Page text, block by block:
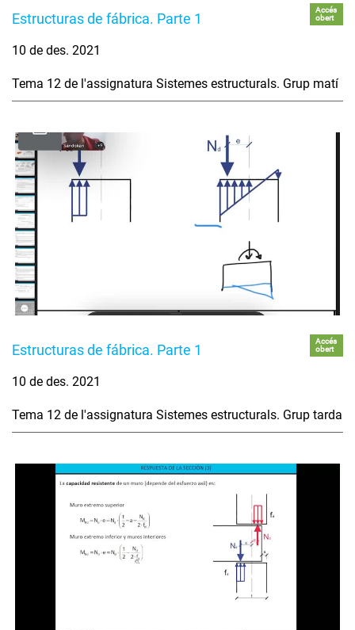
Estructuras de fábrica. Parte 1
Accés
obert
10 de des. 2021
Tema 12 de l'assignatura Sistemes estructurals. Grup matí
Estructuras de fábrica. Parte 1
Accés
obert
10 de des. 2021
Tema 12 de l'assignatura Sistemes estructurals. Grup tarda